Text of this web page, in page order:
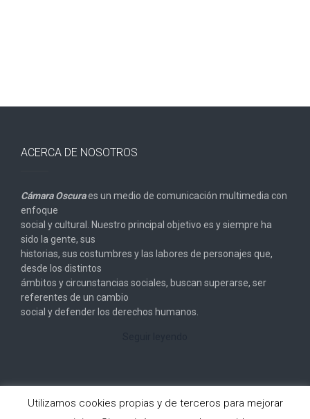
ACERCA DE NOSOTROS
Cámara Oscuraes un medio de comunicación multimedia con
enfoque
social y cultural. Nuestro principal objetivo es y siempre ha
sido la gente, sus
historias, sus costumbres y las labores de personajes que,
desde los distintos
ámbitos y circunstancias sociales, buscan superarse, ser
referentes de un cambio
social y defender los derechos humanos.
Utilizamos cookies propias y de terceros para mejorar